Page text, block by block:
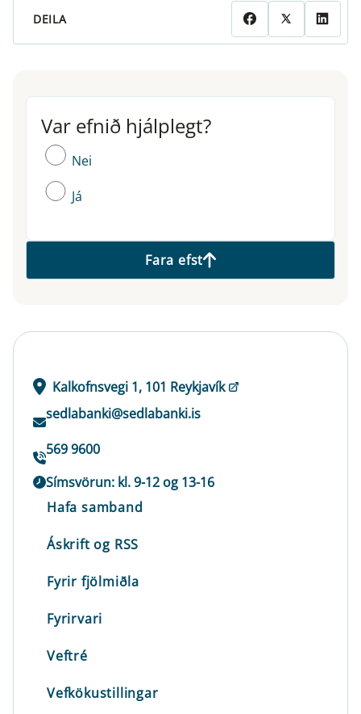
DEILA
Var efnið hjálplegt?
Var efnið hjálplegt?
Nei
Já
Fara efst
Kalkofnsvegi 1, 101 Reykjavík
sedlabanki@sedlabanki.is
569 9600
Símsvörun: kl. 9-12 og 13-16
Hafa samband
Áskrift og RSS
Fyrir fjölmiðla
Fyrirvari
Veftré
Vefkökustillingar